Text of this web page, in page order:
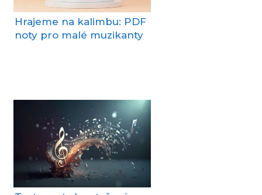
Hrajeme na kalimbu: PDF
noty pro malé muzikanty